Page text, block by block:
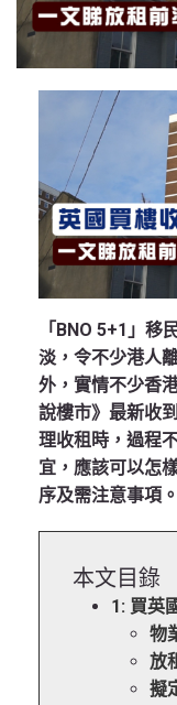
「BNO 5+1」
淡，令不少港人
外，實情不少香
說樓市》最新收
理收租時，過程
宜，應該可以怎
序及需注意事項。
本文目錄
1: 買英
物
放
擬